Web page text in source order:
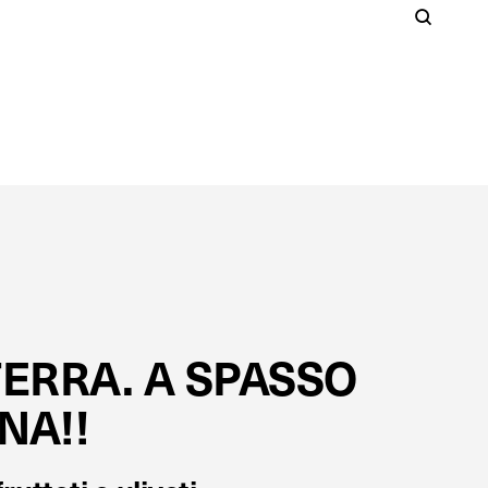
A SPASSO